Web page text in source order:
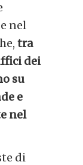
nel
tra
dei
su
e
nel
di